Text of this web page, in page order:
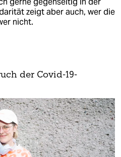
zeigt aber auch, wer die
nicht.
der Covid-19-